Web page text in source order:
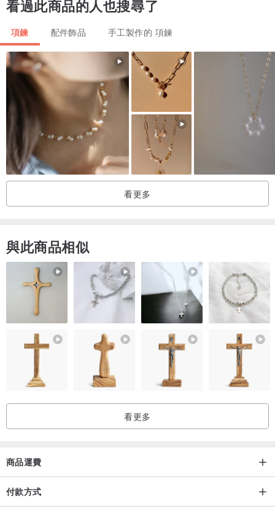
看過此商品的人也搜尋了
項鍊 配件飾品 手工製作的 項鍊
看更多
與此商品相似
看更多
商品運費
付款方式